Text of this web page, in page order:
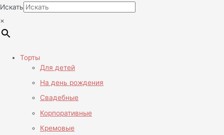
Искать
×
Торты
Для детей
На день рождения
Свадебные
Корпоративные
Кремовые